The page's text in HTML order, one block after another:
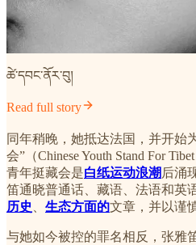
ཚེ་དབང་ནོར་བུ།
Read full story
同年稍晚，她抵达法国，并开始
会”（Chinese Youth Stand For
青年挺藏会是白纸运动浪潮 后涌
笛通晓普通话、藏语、法语和英
历史
生态方面的文章，并以谨
与她如今被控的罪名相反，张雅